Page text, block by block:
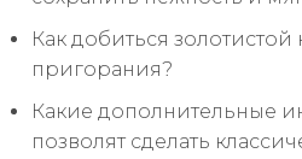
Как добиться золотистой
пригорания?
Какие дополнительные
позволят сделать